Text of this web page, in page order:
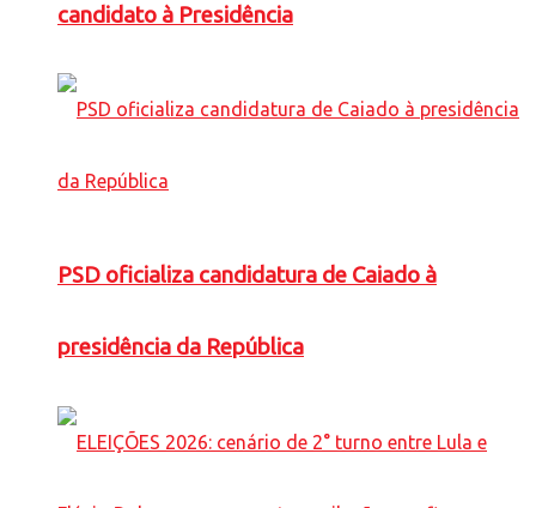
candidato à Presidência
PSD oficializa candidatura de Caiado à
presidência da República